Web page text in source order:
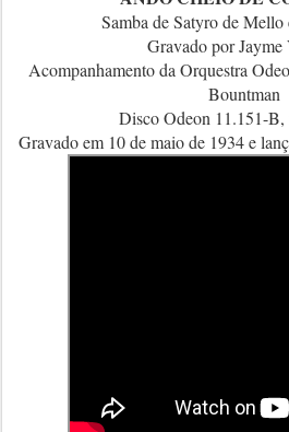
Samba de Satyro de
Gravado por Jayme
Acompanhamento da Orquestra
Bountman
Disco Odeon 11.151-B,
Gravado em 10 de maio de 1934 e